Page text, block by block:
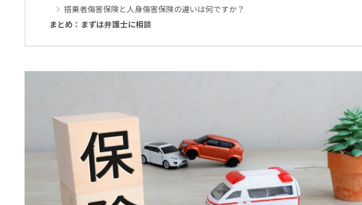
搭乗者傷害保険と人身傷害保険の違いは何ですか？
まとめ：まずは弁護士に相談